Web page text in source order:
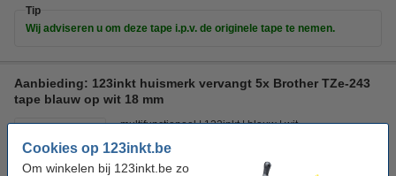
Cookies op 123inkt.be
Om winkelen bij 123inkt.be zo
Tip
Wij adviseren u om deze tape i.p.v. de originele tape te nemen.
Aanbieding: 123inkt huismerk vervangt 5x Brother TZe-243
tape blauw op wit 18 mm
multifunctioneel 123inkt blauw wit
Bekijk de specificaties en omschrijving